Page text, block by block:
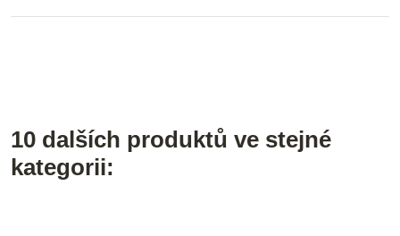
10 dalších produktů ve stejné
kategorii: